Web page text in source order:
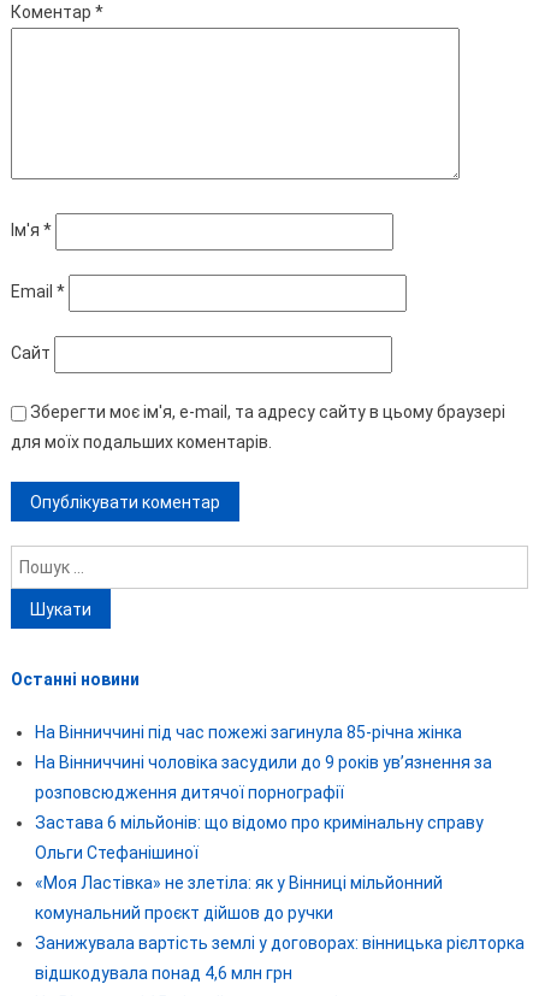
Коментар *
Ім'я *
Email *
Сайт
Зберегти моє ім'я, e-mail, та адресу сайту в цьому браузері
для моїх подальших коментарів.
Пошук:
Останні новини
На Вінниччині під час пожежі загинула 85-річна жінка
На Вінниччині чоловіка засудили до 9 років ув’язнення за
розповсюдження дитячої порнографії
Застава 6 мільйонів: що відомо про кримінальну справу
Ольги Стефанішиної
«Моя Ластівка» не злетіла: як у Вінниці мільйонний
комунальний проєкт дійшов до ручки
Занижувала вартість землі у договорах: вінницька рієлторка
відшкодувала понад 4,6 млн грн